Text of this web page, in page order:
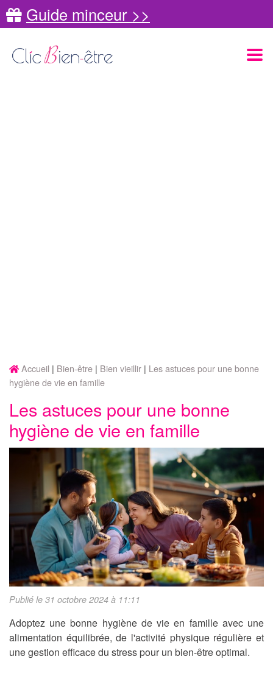
Guide minceur >>
Accueil Bien-être Bien vieillir
Les astuces pour une bonne
hygiène de vie en famille
Les astuces pour une bonne
hygiène de vie en famille
Publié le 31 octobre 2024 à 11:11
Adoptez une bonne hygiène de vie en famille avec une
alimentation équilibrée, de l'activité physique régulière et
une gestion efficace du stress pour un bien-être optimal.